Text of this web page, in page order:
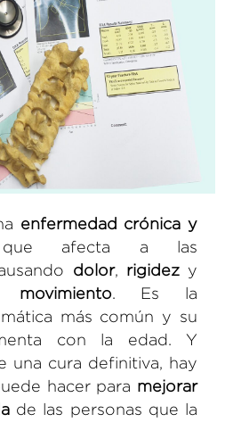
enfermedad crónica y
afecta a las
dolor, rigidezy
. Es la
más común y su
con la edad. Y
una cura definitiva, hay
hacer para mejorar
de las personas que la